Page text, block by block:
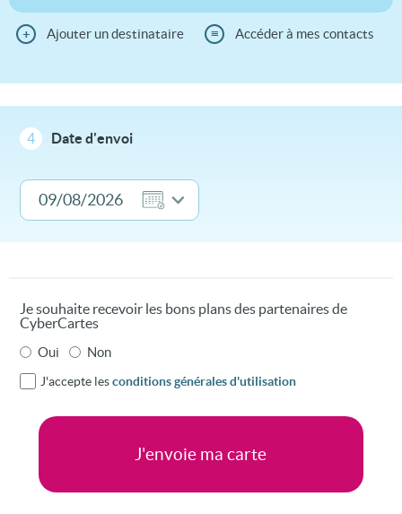
+ Ajouter un destinataire ≡ Accéder à mes contacts
4 Date d'envoi
Je souhaite recevoir les bons plans des partenaires de
CyberCartes
Oui Non
J'accepte lesconditions générales d'utilisation